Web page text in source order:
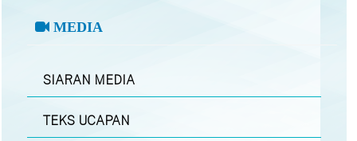
MEDIA
SIARAN MEDIA
TEKS UCAPAN